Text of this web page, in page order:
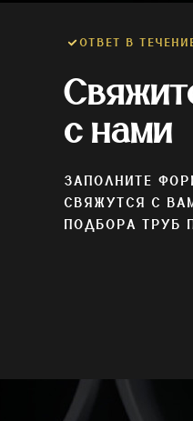
ОТВЕТ В
с нами
ЗАПОЛНИТЕ
СВЯЖУТСЯ С
ПОДБОРА ТРУБ